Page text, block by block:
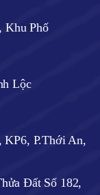
Khu Phố
Lộc
P.Thới An,
Đất Số 182,